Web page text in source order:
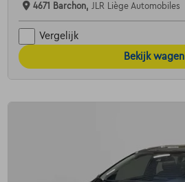
4671 Barchon, JLR Liège Automobiles
Vergelijk
Bekijk wagen